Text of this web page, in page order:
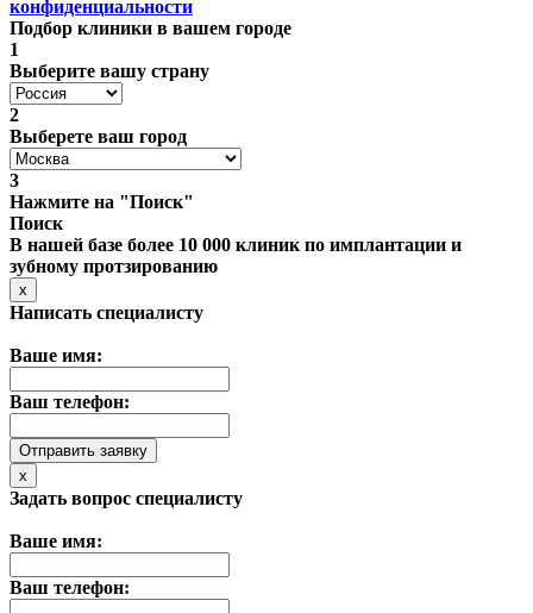
конфиденциальности
Подбор клиники в вашем городе
1
Выберите вашу страну
2
Выберете ваш город
3
Нажмите на "Поиск"
Поиск
В нашей базе более 10 000 клиник по имплантации и
зубному протзированию
x
Написать специалисту
Ваше имя:
Ваш телефон:
x
Задать вопрос специалисту
Ваше имя:
Ваш телефон: